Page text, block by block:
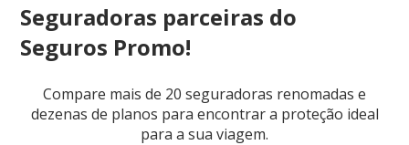
Seguradoras parceiras do
Seguros Promo!
Compare mais de 20 seguradoras renomadas e
dezenas de planos para encontrar a proteção ideal
para a sua viagem.